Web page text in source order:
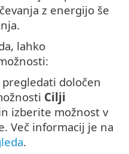
z energijo še
lahko
določen
Cilji
izberite možnost v
Več informacij je na
.